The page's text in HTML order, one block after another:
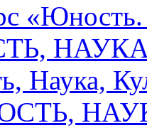
«Юность.
НАУКА,
Наука,